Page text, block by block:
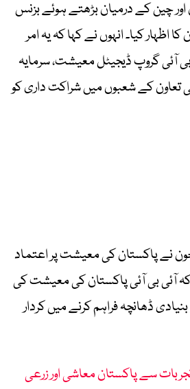
اور چین کے درمیان بڑھتے ہوئے بزنس
اظہار کیا۔ انہوں نے کہا کہ یہ امر
آئی گروپ ڈیجیٹل معیشت، سرمایہ
تعاون کے شعبوں میں شراکت داری کو
نے پاکستان کی معیشت پر اعتماد
کہ آئی بی آئی پاکستان کی معیشت کی
ڈھانچہ فراہم کرنے میں کردار
سے پاکستان معاشی اور زرعی